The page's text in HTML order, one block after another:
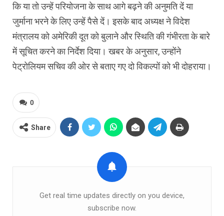
कि या तो उन्हें परियोजना के साथ आगे बढ़ने की अनुमति दें या
जुर्माना भरने के लिए उन्हें पैसे दें। इसके बाद अध्यक्ष ने विदेश
मंत्रालय को अमेरिकी दूत को बुलाने और स्थिति की गंभीरता के बारे
में सूचित करने का निर्देश दिया। खबर के अनुसार, उन्होंने
पेट्रोलियम सचिव की ओर से बताए गए दो विकल्पों को भी दोहराया।
0
Share
Get real time updates directly on you device,
subscribe now.